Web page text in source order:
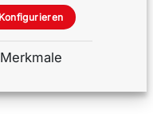
Konfigurieren
Merkmale